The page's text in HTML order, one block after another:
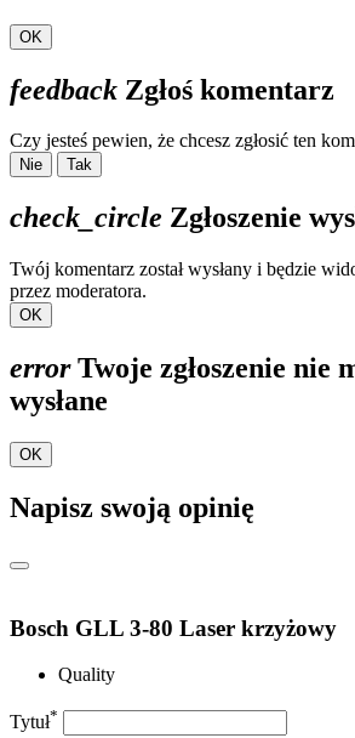
OK
feedback Zgłoś komentarz
Czy jesteś pewien, że chcesz zgłosić ten
Nie Tak
check_circle Zgłoszenie
Twój komentarz został wysłany i będzie
przez moderatora.
OK
errorTwoje zgłoszenie nie
wysłane
OK
Napisz swoją opinię
Bosch GLL 3-80 Laser krzyżowy
Quality
Tytuł*